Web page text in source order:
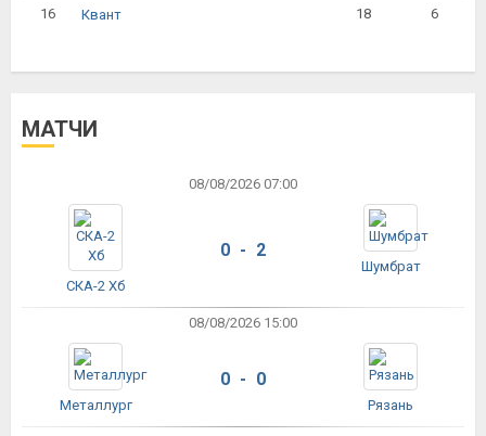
16 Квант 18 6
МАТЧИ
08/08/2026 07:00
СКА-2 Хб
0 - 2
Шумбрат
08/08/2026 15:00
Металлург
0 - 0
Рязань